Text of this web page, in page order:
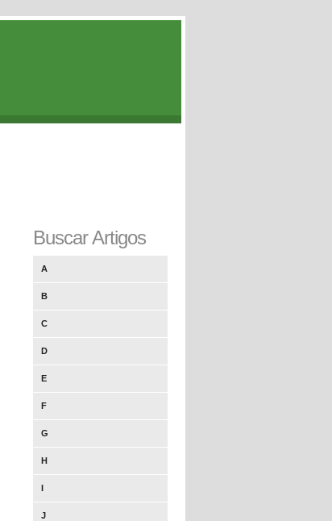
Buscar Artigos
A
B
C
D
E
F
G
H
I
J